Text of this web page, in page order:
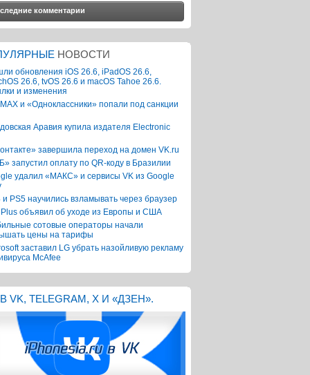
комментарии
НОВОСТИ
обновления iOS 26.6, iPadOS 26.6,
26.6, tvOS 26.6 и macOS Tahoe 26.6.
и изменения
и «Одноклассники» попали под санкции
Аравия купила издателя Electronic
завершила переход на домен VK.ru
запустил оплату по QR-коду в Бразилии
удалил «МАКС» и сервисы VK из Google
и PS5 научились взламывать через браузер
объявил об уходе из Европы и США
сотовые операторы начали
цены на тарифы
заставил LG убрать назойливую рекламу
McAfee
VK, TELEGRAM, X И «ДЗЕН».